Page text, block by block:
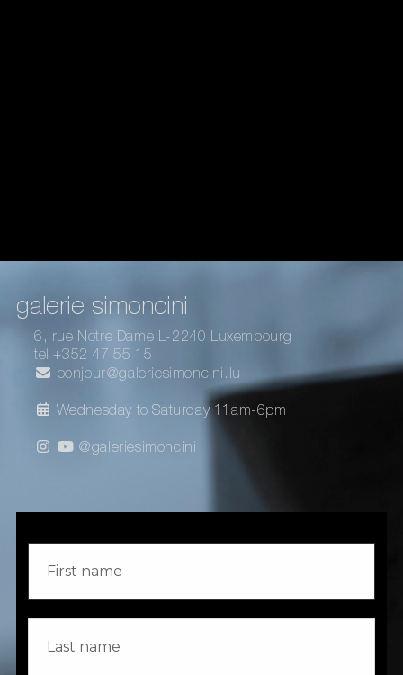
galerie simoncini
6, rue Notre Dame L-2240 Luxembourg
tel +352 47 55 15
bonjour@galeriesimoncini.lu
Wednesday to Saturday 11am-6pm
@galeriesimoncini